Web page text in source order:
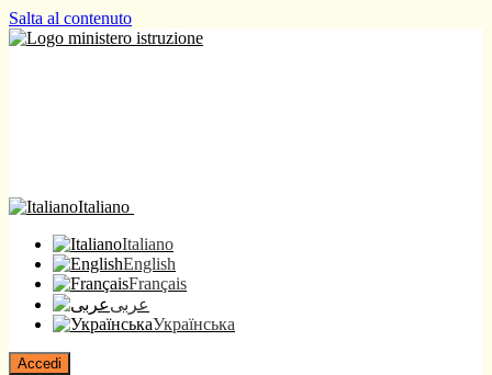
Salta al contenuto
Italiano
Italiano
English
Français
عربى
Українська
Accedi